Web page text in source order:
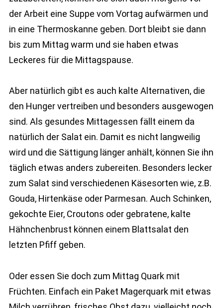
der Arbeit eine Suppe vom Vortag aufwärmen und
in eine Thermoskanne geben. Dort bleibt sie dann
bis zum Mittag warm und sie haben etwas
Leckeres für die Mittagspause.
Aber natürlich gibt es auch kalte Alternativen, die
den Hunger vertreiben und besonders ausgewogen
sind. Als gesundes Mittagessen fällt einem da
natürlich der Salat ein. Damit es nicht langweilig
wird und die Sättigung länger anhält, können Sie ihn
täglich etwas anders zubereiten. Besonders lecker
zum Salat sind verschiedenen Käsesorten wie, z.B.
Gouda, Hirtenkäse oder Parmesan. Auch Schinken,
gekochte Eier, Croutons oder gebratene, kalte
Hähnchenbrust können einem Blattsalat den
letzten Pfiff geben.
Oder essen Sie doch zum Mittag Quark mit
Früchten. Einfach ein Paket Magerquark mit etwas